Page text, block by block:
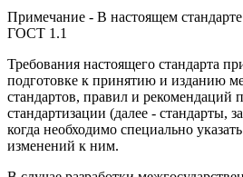
Примечание - В настоящем
ГОСТ 1.1
Требования настоящего стандарта
подготовке к принятию и изданию
стандартов, правил и рекомендаций
стандартизации (далее - стандарты,
когда необходимо специально
изменений к ним.